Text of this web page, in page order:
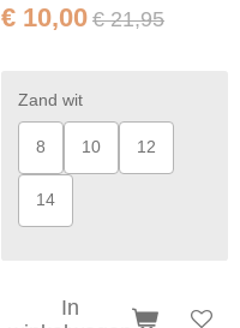
€ 10,00 € 21,95
Zand wit
8 10 12
14
In